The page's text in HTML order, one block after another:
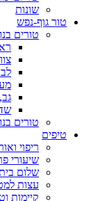
שונות
טור גוף-נפש
טורים
טורים
טיפים
ריפוי
שיעורי
שלום
עצות
קיימות